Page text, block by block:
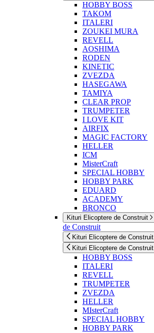
HOBBY BOSS
TAKOM
ITALERI
ZOUKEI MURA
REVELL
AOSHIMA
RODEN
KINETIC
ZVEZDA
HASEGAWA
TAMIYA
CLEAR PROP
TRUMPETER
I LOVE KIT
AIRFIX
MAGIC FACTORY
HELLER
ICM
MisterCraft
SPECIAL HOBBY
HOBBY PARK
EDUARD
ACADEMY
BRONCO
Kituri Elicoptere de Construit
de Construit
Kituri Elicoptere de Construit
Kituri Elicoptere de Construit
HOBBY BOSS
ITALERI
REVELL
TRUMPETER
ZVEZDA
HELLER
MIsterCraft
SPECIAL HOBBY
HOBBY PARK